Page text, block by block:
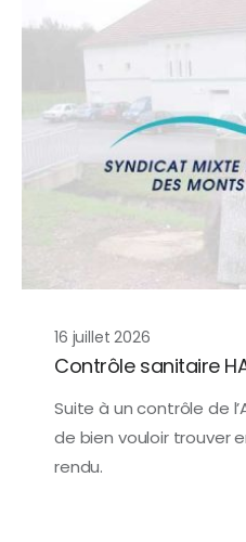
16 juillet 2026
Contrôle sanitaire
Suite à un contrôle de
de bien vouloir trouver
rendu.